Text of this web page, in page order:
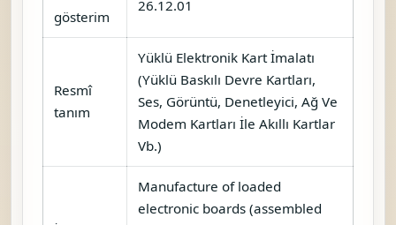
gösterim
26.12.01
Resmî
tanım
Yüklü Elektronik Kart İmalatı
(Yüklü Baskılı Devre Kartları,
Ses, Görüntü, Denetleyici, Ağ Ve
Modem Kartları İle Akıllı Kartlar
Vb.)
Manufacture of loaded
electronic boards (assembled